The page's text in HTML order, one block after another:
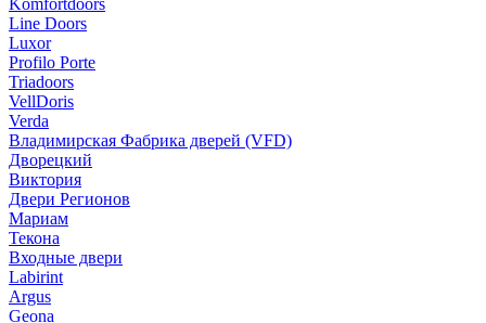
Komfortdoors
Line Doors
Luxor
Profilo Porte
Triadoors
VellDoris
Verda
Владимирская Фабрика дверей (VFD)
Дворецкий
Виктория
Двери Регионов
Мариам
Текона
Входные двери
Labirint
Argus
Geona